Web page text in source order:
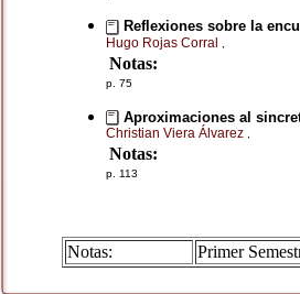
Reflexiones sobre la
Hugo Rojas Corral
Notas:
p. 75
Aproximaciones al
Christian Viera Álvarez ,
Notas:
p. 113
Notas: Primer